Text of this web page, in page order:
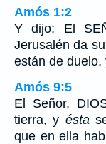
Amós 1:2
Y dijo: El
Jerusalén da
están de duelo,
Amós 9:5
El Señor,
tierra, y ésta
que en ella